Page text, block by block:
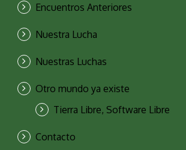
Encuentros Anteriores
Nuestra Lucha
Nuestras Luchas
Otro mundo ya existe
Tierra Libre, Software Libre
Contacto